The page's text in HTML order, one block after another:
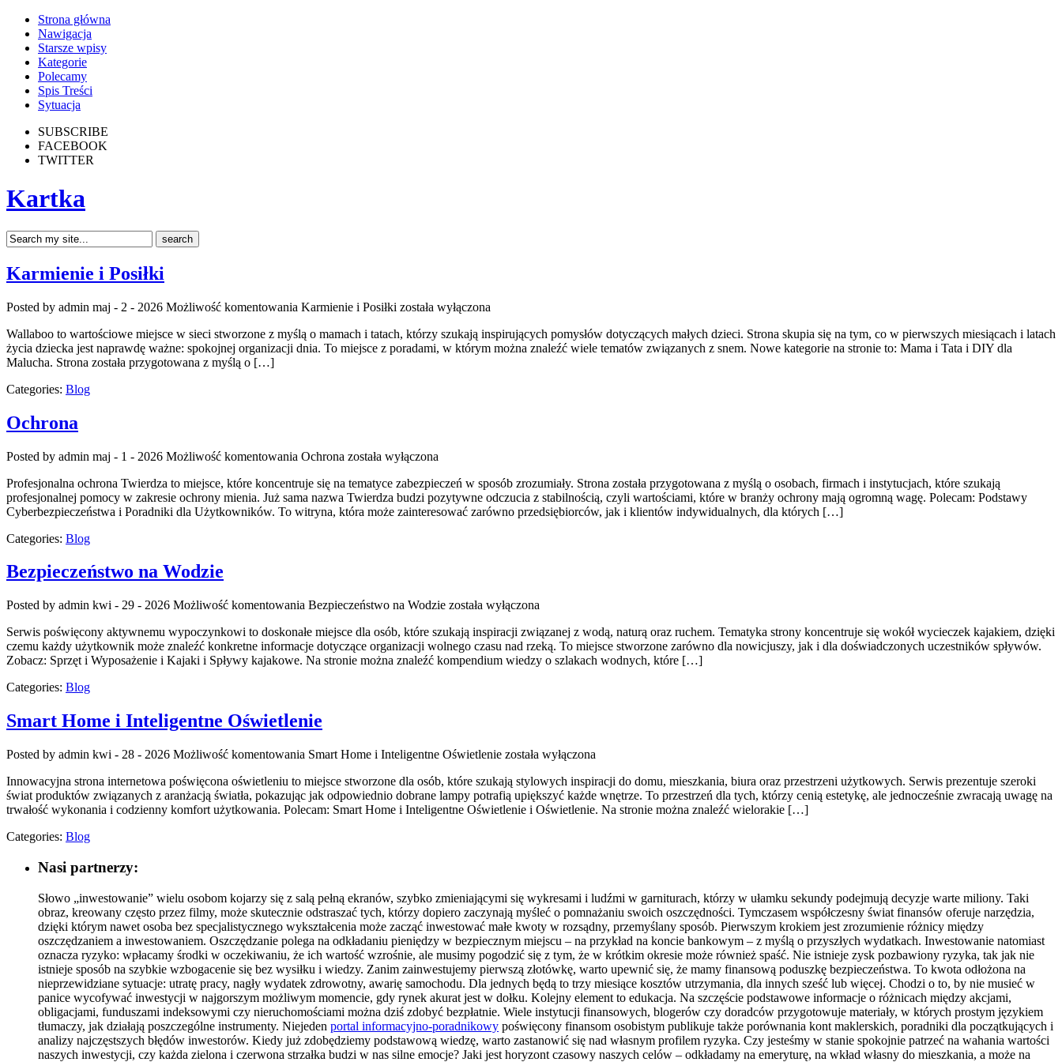
Strona główna
Nawigacja
Starsze wpisy
Kategorie
Polecamy
Spis Treści
Sytuacja
SUBSCRIBE
FACEBOOK
TWITTER
Kartka
Karmienie i Posiłki
Posted by admin maj - 2 - 2026 Możliwość komentowania Karmienie i Posiłki została wyłączona
Wallaboo to wartościowe miejsce w sieci stworzone z myślą o mamach i tatach, którzy szukają inspirujących pomysłów dotyczących małych dzieci. Strona skupia się na tym, co w pierwszych miesiącach i latach
życia dziecka jest naprawdę ważne: spokojnej organizacji dnia. To miejsce z poradami, w którym można znaleźć wiele tematów związanych z snem. Nowe kategorie na stronie to: Mama i Tata i DIY dla
Malucha. Strona została przygotowana z myślą o […]
Categories: Blog
Ochrona
Posted by admin maj - 1 - 2026 Możliwość komentowania Ochrona została wyłączona
Profesjonalna ochrona Twierdza to miejsce, które koncentruje się na tematyce zabezpieczeń w sposób zrozumiały. Strona została przygotowana z myślą o osobach, firmach i instytucjach, które szukają
profesjonalnej pomocy w zakresie ochrony mienia. Już sama nazwa Twierdza budzi pozytywne odczucia z stabilnością, czyli wartościami, które w branży ochrony mają ogromną wagę. Polecam: Podstawy
Cyberbezpieczeństwa i Poradniki dla Użytkowników. To witryna, która może zainteresować zarówno przedsiębiorców, jak i klientów indywidualnych, dla których […]
Categories: Blog
Bezpieczeństwo na Wodzie
Posted by admin kwi - 29 - 2026 Możliwość komentowania Bezpieczeństwo na Wodzie została wyłączona
Serwis poświęcony aktywnemu wypoczynkowi to doskonałe miejsce dla osób, które szukają inspiracji związanej z wodą, naturą oraz ruchem. Tematyka strony koncentruje się wokół wycieczek kajakiem, dzięki
czemu każdy użytkownik może znaleźć konkretne informacje dotyczące organizacji wolnego czasu nad rzeką. To miejsce stworzone zarówno dla nowicjuszy, jak i dla doświadczonych uczestników spływów.
Zobacz: Sprzęt i Wyposażenie i Kajaki i Spływy kajakowe. Na stronie można znaleźć kompendium wiedzy o szlakach wodnych, które […]
Categories: Blog
Smart Home i Inteligentne Oświetlenie
Posted by admin kwi - 28 - 2026 Możliwość komentowania Smart Home i Inteligentne Oświetlenie została wyłączona
Innowacyjna strona internetowa poświęcona oświetleniu to miejsce stworzone dla osób, które szukają stylowych inspiracji do domu, mieszkania, biura oraz przestrzeni użytkowych. Serwis prezentuje szeroki
świat produktów związanych z aranżacją światła, pokazując jak odpowiednio dobrane lampy potrafią upiększyć każde wnętrze. To przestrzeń dla tych, którzy cenią estetykę, ale jednocześnie zwracają uwagę na
trwałość wykonania i codzienny komfort użytkowania. Polecam: Smart Home i Inteligentne Oświetlenie i Oświetlenie. Na stronie można znaleźć wielorakie […]
Categories: Blog
Nasi partnerzy:
Słowo „inwestowanie” wielu osobom kojarzy się z salą pełną ekranów, szybko zmieniającymi się wykresami i ludźmi w garniturach, którzy w ułamku sekundy podejmują decyzje warte miliony. Taki
obraz, kreowany często przez filmy, może skutecznie odstraszać tych, którzy dopiero zaczynają myśleć o pomnażaniu swoich oszczędności. Tymczasem współczesny świat finansów oferuje narzędzia,
dzięki którym nawet osoba bez specjalistycznego wykształcenia może zacząć inwestować małe kwoty w rozsądny, przemyślany sposób. Pierwszym krokiem jest zrozumienie różnicy między
oszczędzaniem a inwestowaniem. Oszczędzanie polega na odkładaniu pieniędzy w bezpiecznym miejscu – na przykład na koncie bankowym – z myślą o przyszłych wydatkach. Inwestowanie natomiast
oznacza ryzyko: wpłacamy środki w oczekiwaniu, że ich wartość wzrośnie, ale musimy pogodzić się z tym, że w krótkim okresie może również spaść. Nie istnieje zysk pozbawiony ryzyka, tak jak nie
istnieje sposób na szybkie wzbogacenie się bez wysiłku i wiedzy. Zanim zainwestujemy pierwszą złotówkę, warto upewnić się, że mamy finansową poduszkę bezpieczeństwa. To kwota odłożona na
nieprzewidziane sytuacje: utratę pracy, nagły wydatek zdrowotny, awarię samochodu. Dla jednych będą to trzy miesiące kosztów utrzymania, dla innych sześć lub więcej. Chodzi o to, by nie musieć w
panice wycofywać inwestycji w najgorszym możliwym momencie, gdy rynek akurat jest w dołku. Kolejny element to edukacja. Na szczęście podstawowe informacje o różnicach między akcjami,
obligacjami, funduszami indeksowymi czy nieruchomościami można dziś zdobyć bezpłatnie. Wiele instytucji finansowych, blogerów czy doradców przygotowuje materiały, w których prostym językiem
tłumaczy, jak działają poszczególne instrumenty. Niejeden portal informacyjno-poradnikowy poświęcony finansom osobistym publikuje także porównania kont maklerskich, poradniki dla początkujących i
analizy najczęstszych błędów inwestorów. Kiedy już zdobędziemy podstawową wiedzę, warto zastanowić się nad własnym profilem ryzyka. Czy jesteśmy w stanie spokojnie patrzeć na wahania wartości
naszych inwestycji, czy każda zielona i czerwona strzałka budzi w nas silne emocje? Jaki jest horyzont czasowy naszych celów – odkładamy na emeryturę, na wkład własny do mieszkania, a może na